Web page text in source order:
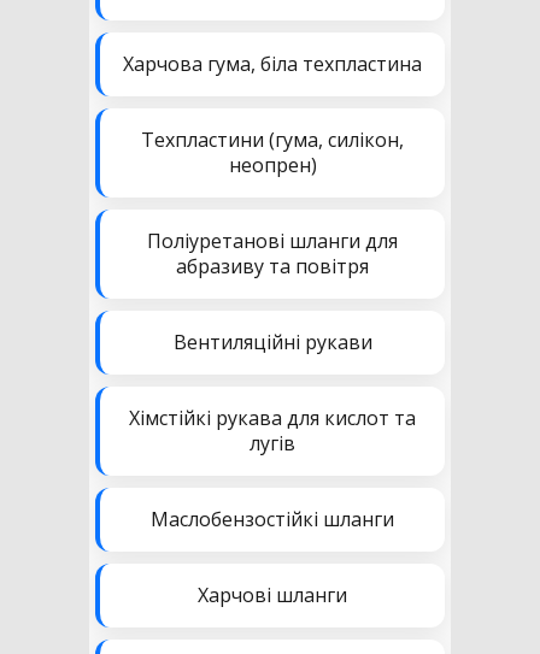
Харчова гума, біла техпластина
Техпластини (гума, силікон,
неопрен)
Поліуретанові шланги для
абразиву та повітря
Вентиляційні рукави
Хімстійкі рукава для кислот та
лугів
Маслобензостійкі шланги
Харчові шланги